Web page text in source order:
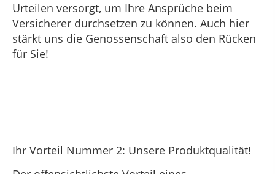
Urteilen versorgt, um Ihre Ansprüche beim
Versicherer durchsetzen zu können. Auch hier
stärkt uns die Genossenschaft also den Rücken
für Sie!
Ihr Vorteil Nummer 2: Unsere Produktqualität!